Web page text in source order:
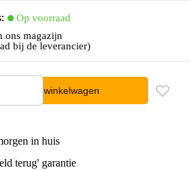
Op voorraad
ons magazijn
bij de leverancier)
In winkelwagen
in huis
terug' garantie